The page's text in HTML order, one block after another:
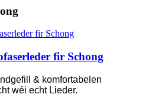
fir Schong
& komfortabelen
wéi echt Lieder.